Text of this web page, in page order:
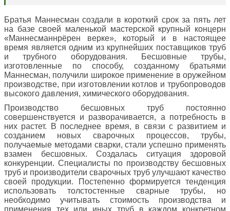
Братья Маннесман создали в короткий срок за пять лет
на базе своей маленькой мастерской крупный концерн
«Маннесманнрёрен верке», который и в настоящее
время является одним из крупнейших поставщиков труб
и трубного оборудования. Бесшовные трубы,
изготовленные по способу, созданному братьями
Маннесман, получили широкое применение в оружейном
производстве, при изготовлении котлов и трубопроводов
высокого давления, химического оборудования.
Производство бесшовных труб постоянно
совершенствуется и разворачивается, а потребность в
них растет. В последнее время, в связи с развитием и
созданием новых сварочных процессов, трубы,
получаемые методами сварки, стали успешно применять
взамен бесшовных. Создалась ситуация здоровой
конкуренции. Специалисты по производству бесшовных
труб и производители сварочных труб улучшают качество
своей продукции. Постепенно формируется тенденция
использовать толстостенные сварные трубы, но
необходимо учитывать стоимость производства и
применения тех или иных труб в каждом конкретном